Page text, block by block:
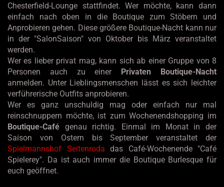
Chesterfield-Lounge stattfindet. Wer möchte, kann dann
einfach nach oben in die Boutique zum Stöbern und
Anprobieren gehen. Diese größere Boutique-Nacht kann nur
in der "SalonSaison" von Oktober bis März veranstaltet
werden.
Wer es lieber privat mag, kann sich ab einer Gruppe von 8
Personen auch zu einer Privaten Boutique-Nacht
anmelden. Unter Lieblingsmenschen lässt es sich leichter
verführerische Outfits anprobieren.
Wer es ganz unschuldig mag oder einfach nur mal
reinschnuppern möchte, ist zum Wochenendshopping im
Boutique-Café genau richtig. Einmal im Monat in der
Saison von Ostern bis September veranstaltet der
Spielmannshof Seitenroda das Café-Wochenende "Café
Spielerey". Da ist auch immer die Boutique Burlesque für
euch geöffnet.